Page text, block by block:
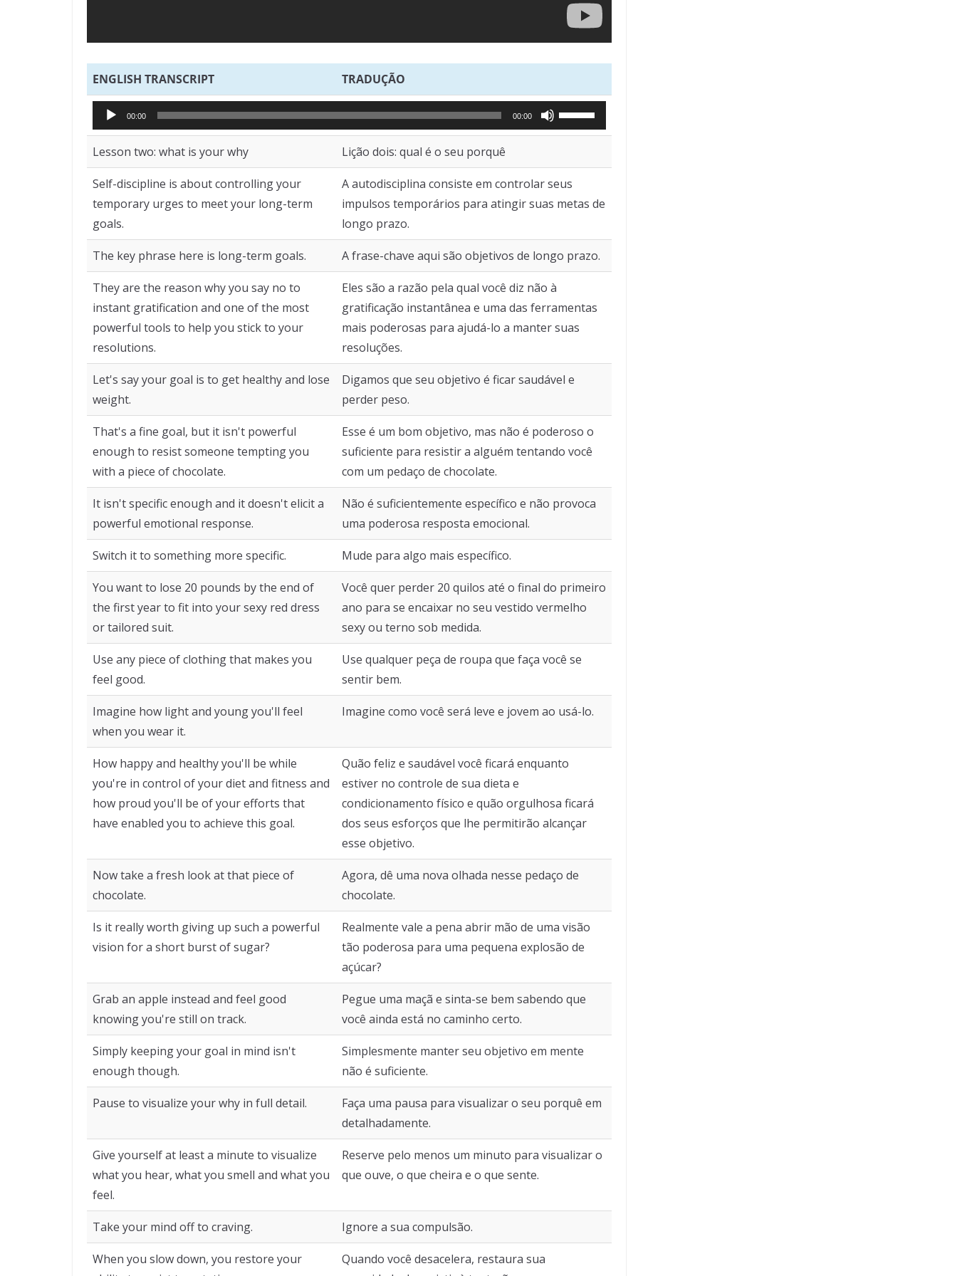
ENGLISH TRANSCRIPT
TRADUÇÃO
Tocador
de
áudio
00:00 00:00
Use
as
para
cima
ou
para
ou
diminuir
Lesson two: what is your why Lição dois: qual é o seu porquê
Self-discipline is about controlling your
temporary urges to meet your long-term
goals.
A autodisciplina consiste em controlar seus
impulsos temporários para atingir suas metas de
longo prazo.
The key phrase here is long-term goals. A frase-chave aqui são objetivos de longo prazo.
They are the reason why you say no to
instant gratification and one of the most
powerful tools to help you stick to your
resolutions.
Eles são a razão pela qual você diz não à
gratificação instantânea e uma das ferramentas
mais poderosas para ajudá-lo a manter suas
resoluções.
Let's say your goal is to get healthy and lose
weight.
Digamos que seu objetivo é ficar saudável e
perder peso.
That's a fine goal, but it isn't powerful
enough to resist someone tempting you
with a piece of chocolate.
Esse é um bom objetivo, mas não é poderoso o
suficiente para resistir a alguém tentando você
com um pedaço de chocolate.
It isn't specific enough and it doesn't elicit a
powerful emotional response.
Não é suficientemente específico e não provoca
uma poderosa resposta emocional.
Switch it to something more specific. Mude para algo mais específico.
You want to lose 20 pounds by the end of
the first year to fit into your sexy red dress
or tailored suit.
Você quer perder 20 quilos até o final do primeiro
ano para se encaixar no seu vestido vermelho
sexy ou terno sob medida.
Use any piece of clothing that makes you
feel good.
Use qualquer peça de roupa que faça você se
sentir bem.
Imagine how light and young you'll feel
when you wear it.
Imagine como você será leve e jovem ao usá-lo.
How happy and healthy you'll be while
you're in control of your diet and fitness and
how proud you'll be of your efforts that
have enabled you to achieve this goal.
Quão feliz e saudável você ficará enquanto
estiver no controle de sua dieta e
condicionamento físico e quão orgulhosa ficará
dos seus esforços que lhe permitirão alcançar
esse objetivo.
Now take a fresh look at that piece of
chocolate.
Agora, dê uma nova olhada nesse pedaço de
chocolate.
Is it really worth giving up such a powerful
vision for a short burst of sugar?
Realmente vale a pena abrir mão de uma visão
tão poderosa para uma pequena explosão de
açúcar?
Grab an apple instead and feel good
knowing you're still on track.
Pegue uma maçã e sinta-se bem sabendo que
você ainda está no caminho certo.
Simply keeping your goal in mind isn't
enough though.
Simplesmente manter seu objetivo em mente
não é suficiente.
Pause to visualize your why in full detail.
Faça uma pausa para visualizar o seu porquê em
detalhadamente.
Give yourself at least a minute to visualize
what you hear, what you smell and what you
feel.
Reserve pelo menos um minuto para visualizar o
que ouve, o que cheira e o que sente.
Take your mind off to craving. Ignore a sua compulsão.
When you slow down, you restore your
Quando você desacelera, restaura sua